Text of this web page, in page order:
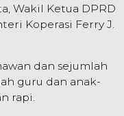
Wakil Ketua DPRD
Koperasi Ferry J.
dan sejumlah
guru dan anak-
rapi.